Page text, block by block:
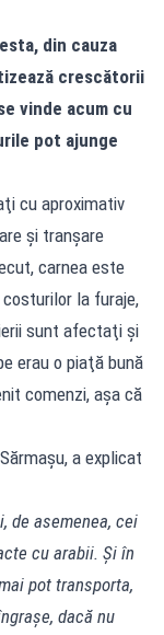
din cauza
crescătorii
vinde acum cu
pot ajunge
cu aproximativ
şi tranşare
carnea este
la furaje,
sunt afectaţi şi
erau o piaţă bună
comenzi, aşa că
a explicat
de asemenea, cei
cu arabii. Şi în
pot transporta,
dacă nu